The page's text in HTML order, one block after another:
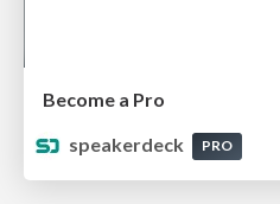
Become a Pro
speakerdeck
PRO